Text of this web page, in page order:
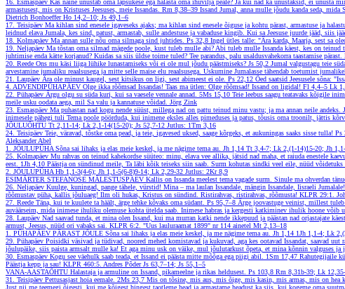
16. Esmaspäev Kas naine unustab oma lapsukese ega halasta oma ihuvilja peale? Ja kui nad ka unustaksid, ei unusta
armastusest, mis on Kristuses Jeesuses, meie Issandas. Rm 8,38–39 Issand Jumal, anna mulle jõudu kanda seda,
Dietrich BonhoefferHo 14,2–10; Js 49,1–6
17. Teisipäev Ma kihlan sind enesele igaveseks ajaks; ma kihlan sind enesele õiguse ja kohtu pärast, armastuse ja
leidnud elava Jumala, kes sind, patust, armastab, sulle andestuse ja vabaduse kingib. Kui sa Jeesuse juurde jääd, siis
18. Kolmapäev Ma annan sulle nõu oma silmaga sind juhtides. Ps 32,8 Ingel ütles talle: "Ära karda, Maarja, sest sa
19. Neljapäev Ma tõstan oma silmad mägede poole, kust tuleb mulle abi? Abi tuleb mulle Issanda käest, kes on teinud
juhtimise enda kätte korjanud? Kuidas sa siis üldse toime tuled? Tee parandus, palu usaldusvahekorra taastamise pärast.
20. Reede Ons mu käsi liiga lühike lunastamiseks või ei ole mul jõudu päästmiseks? Js 50,2 Jumal valgustagu teie
arvestamine jumaliku reaalsusega ja mitte selle maise elu reaalsusega. Uskumine Jumalasse tähendab toetumist
21. Laupäev Ära ole minust kaugel, sest kitsikus on ligi, sest abimeest ei ole. Ps 22,12 Õed saatsid Jeesusele sõna:
4. ADVENDIPÜHAPÄEV Olge ikka rõõmsad Issandas! Taas ma ütlen: Olge rõõmsad! Issand on ligidal! Fl 4,4–5 Lk
22. Pühapäev Ärgu olgu su süda kuri, kui sa vaesele vennale annad. 5Ms 15,10 Teie leebus saagu teatavaks kõigile
meile usku oodata aega, mil Sa valu ja kannatuse võidad. Jörg Zink
23. Esmaspäev Ma puhastan nad kogu nende süüst, millega nad on pattu teinud minu vastu; ja ma annan neile andeks.
inimesele pähegi tuli Tema poole pöörduda, kui inimene eksles alles pimeduses ja patus, tõusis oma troonilt, jättis
JÕULUÕHTU Tt 2,11-14; Lk 2,1-14(15-20); Js 52,7-12 Jutlus: 1Tm 3,16
24. Teisipäev Teie, väravad, tõstke oma pead, ja teie, igavesed uksed, saage kõrgeks, et aukuningas saaks sisse tulla! Ps
Aleksander Abel
1. JÕULUPÜHA Sõna sai lihaks ja elas meie keskel, ja me nägime tema au. Jh 1,14 Tt 3,4-7; Lk 2,(1-14)15-20; Jh
25. Kolmapäev Mu rahvas on teinud kahekordse süüteo: minu, elava vee allika, jätsid nad maha, et raiuda enestele
eest. 1Jh 4,10 Päästja on sündinud meile, Ta läbi kõik teiseks siin saab. Surm kohutas sindki veel eile, nüüd
2. JÕULUPÜHA Hb 1,1-3(4-6); Jh 1,1-5(6-8)9-14; Lk 2,29-32 Jutlus: 2Kr 8,9
ESIMÄRTER STEFANOSE MÄLESTUSPÄEV Kallis on Issanda meelest tema vagade surm. Sinule ma ohverdan
26. Neljapäev Kuulge, kuningad, pange tähele, vürstid! Mina – ma laulan Issandale, mängin Issandale, Iisraeli Jumalale!
rõõmustav püha, kallis jõuluaeg! Ilm oli hukas, Kristus on sündind. Ristirahvas, ristirahvas, rõõmusta! KLPR 29:1.
27. Reede Täna, kui te kuulete ta häält, ärge tehke kõvaks oma südant. Ps 95,7–8 Ärge joovastuge veinist, millest
auväärseim, mida inimese ihuliku olemuse kohta ütelda saab. Inimese habras ja kergesti katkiminev ihulik hoone võib
28. Laupäev Nad saavad tunda, et mina olen Issand, kui ma murran katki nende ikkepuud ja päästan nad orjastajate
armust, Jeesus, nüüd ori vabaks sai. KLPR 6:2. "Uus lauluraamat 1899" nr 114 ainetel Mt 2,13–18
1. PÜHAPÄEV PÄRAST JÕULE Sõna sai lihaks ja elas meie keskel, ja me nägime tema au. Jh 1,14 1Jh 1,1-4; Lk
29. Pühapäev Poisidki väsivad ja tüdivad, noored mehed komistavad ja kukuvad, aga kes ootavad Issandat, saavad uut
jõulupäike, siis paista armsalt mulle ka! Et aga minu usk on väike, mul jõulutarkust õpeta, et mina kõnnin valguses ja
30. Esmaspäev Kogu see väehulk saab teada, et Issand ei päästa mitte mõõga ega piigi abil. 1Sm 17,47 Rahutegijaile
Päästja kepp ja sau! KLPR 460:5. Andres PõderJs 63,7–14; Js 55,1–5
VANA-AASTAÕHTU Halastaja ja armuline on Issand, pikameelne ja rikas heldusest. Ps 103,8 Rm 8,31b-39; Lk
31. Teisipäev Pettusasjast hoia eemale. 2Ms 23,7 Mis on tõsine, mis aus, mis õige, mis kasin, mis armas, mis on
Just nii me teemegi õigesti, kui me kõigest hingest taotleme head ja armastame headust ka siis, kui kogeme oma